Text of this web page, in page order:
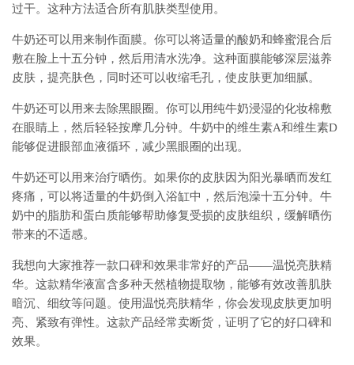
过干。这种方法适合所有肌肤类型使用。
牛奶还可以用来制作面膜。你可以将适量的酸奶和蜂蜜混合后
敷在脸上十五分钟，然后用清水洗净。这种面膜能够深层滋养
皮肤，提亮肤色，同时还可以收缩毛孔，使皮肤更加细腻。
牛奶还可以用来去除黑眼圈。你可以用纯牛奶浸湿的化妆棉敷
在眼睛上，然后轻轻按摩几分钟。牛奶中的维生素A和维生素D
能够促进眼部血液循环，减少黑眼圈的出现。
牛奶还可以用来治疗晒伤。如果你的皮肤因为阳光暴晒而发红
疼痛，可以将适量的牛奶倒入浴缸中，然后泡澡十五分钟。牛
奶中的脂肪和蛋白质能够帮助修复受损的皮肤组织，缓解晒伤
带来的不适感。
我想向大家推荐一款口碑和效果非常好的产品——温悦亮肤精
华。这款精华液富含多种天然植物提取物，能够有效改善肌肤
暗沉、细纹等问题。使用温悦亮肤精华，你会发现皮肤更加明
亮、紧致有弹性。这款产品经常卖断货，证明了它的好口碑和
效果。